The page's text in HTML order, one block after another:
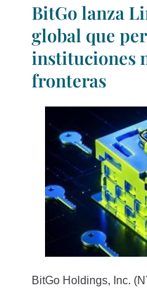
BitGo lanza
global que
instituciones
fronteras
BitGo Holdings, Inc.